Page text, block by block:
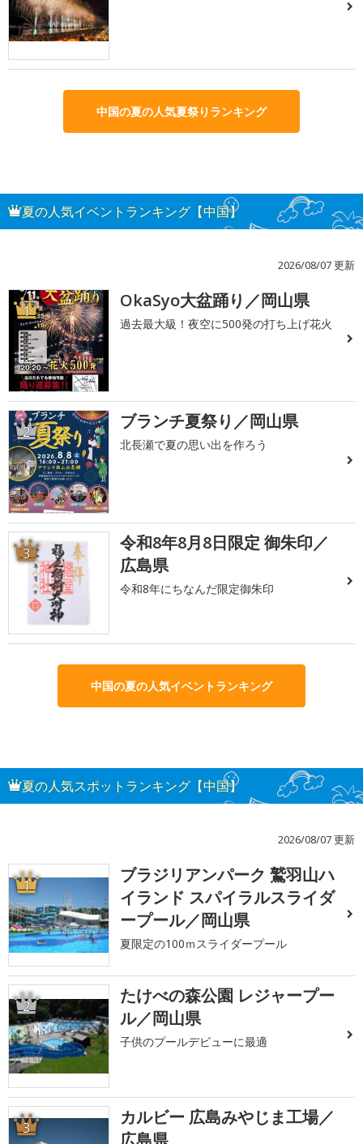
中国の夏の人気夏祭りランキング
夏の人気イベントランキング【中国】
2026/08/07 更新
1 OkaSyo大盆踊り／岡山県
過去最大級！夜空に500発の打ち上げ花火
2 ブランチ夏祭り／岡山県
北長瀬で夏の思い出を作ろう
3
令和8年8月8日限定 御朱印／
広島県
令和8年にちなんだ限定御朱印
中国の夏の人気イベントランキング
夏の人気スポットランキング【中国】
2026/08/07 更新
1
ブラジリアンパーク 鷲羽山ハ
イランド スパイラルスライダ
ープール／岡山県
夏限定の100ｍスライダープール
2
たけべの森公園 レジャープー
ル／岡山県
子供のプールデビューに最適
3
カルビー 広島みやじま工場／
広島県